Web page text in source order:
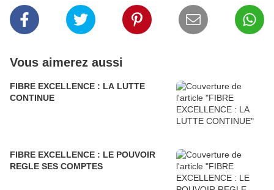
Vous aimerez aussi
FIBRE EXCELLENCE : LA LUTTE
CONTINUE
FIBRE EXCELLENCE : LE POUVOIR
REGLE SES COMPTES